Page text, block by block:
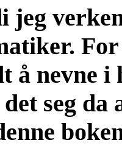
å nevne i
seg da